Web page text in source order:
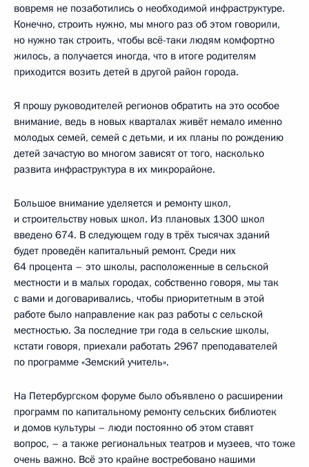
вовремя не позаботились о необходимой инфраструктуре.
Конечно, строить нужно, мы много раз об этом говорили,
но нужно так строить, чтобы всё-таки людям комфортно
жилось, а получается иногда, что в итоге родителям
приходится возить детей в другой район города.
Я прошу руководителей регионов обратить на это особое
внимание, ведь в новых кварталах живёт немало именно
молодых семей, семей с детьми, и их планы по рождению
детей зачастую во многом зависят от того, насколько
развита инфраструктура в их микрорайоне.
Большое внимание уделяется и ремонту школ,
и строительству новых школ. Из плановых 1300 школ
введено 674. В следующем году в трёх тысячах зданий
будет проведён капитальный ремонт. Среди них
64 процента – это школы, расположенные в сельской
местности и в малых городах, собственно говоря, мы так
с вами и договаривались, чтобы приоритетным в этой
работе было направление как раз работы с сельской
местностью. За последние три года в сельские школы,
кстати говоря, приехали работать 2967 преподавателей
по программе «Земский учитель».
На Петербургском форуме было объявлено о расширении
программ по капитальному ремонту сельских библиотек
и домов культуры – люди постоянно об этом ставят
вопрос, – а также региональных театров и музеев, что тоже
очень важно. Всё это крайне востребовано нашими